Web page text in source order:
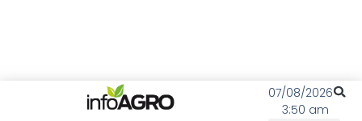
07/08/2026
3:50 am